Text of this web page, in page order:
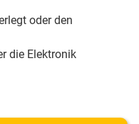
oder den
die Elektronik